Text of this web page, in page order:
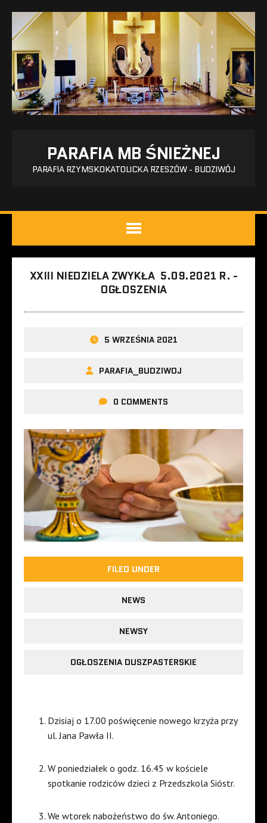
PARAFIA MB ŚNIEŻNEJ
PARAFIA RZYMSKOKATOLICKA RZESZÓW - BUDZIWÓJ
XXIII NIEDZIELA ZWYKŁA 5.09.2021 R. -
OGŁOSZENIA
5 WRZEŚNIA 2021
PARAFIA_BUDZIWOJ
0 COMMENTS
FILED UNDER
NEWS
NEWSY
OGŁOSZENIA DUSZPASTERSKIE
Dzisiaj o 17.00 poświęcenie nowego krzyża przy
ul. Jana Pawła II.
W poniedziałek o godz. 16.45 w kościele
spotkanie rodziców dzieci z Przedszkola Sióstr.
We wtorek nabożeństwo do św. Antoniego.